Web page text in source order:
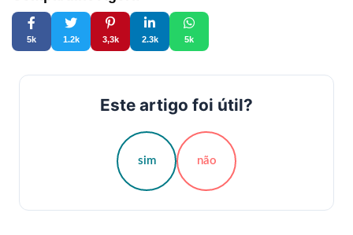
5k 1.2k 3,3k 2.3k 5k
Este artigo foi útil?
sim não